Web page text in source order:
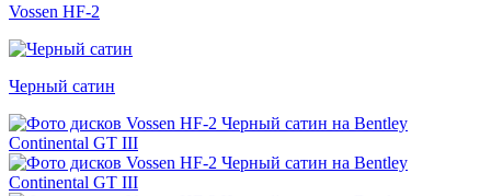
Vossen HF-2
Черный сатин